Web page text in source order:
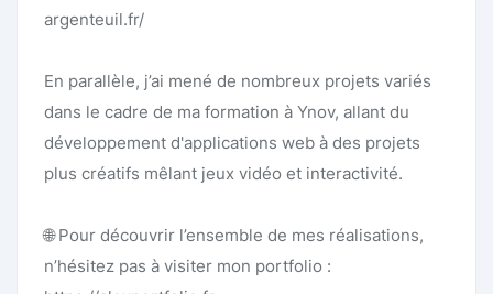
argenteuil.fr/
En parallèle, j’ai mené de nombreux projets variés
dans le cadre de ma formation à Ynov, allant du
développement d'applications web à des projets
plus créatifs mêlant jeux vidéo et interactivité.
🌐 Pour découvrir l’ensemble de mes réalisations,
n’hésitez pas à visiter mon portfolio :